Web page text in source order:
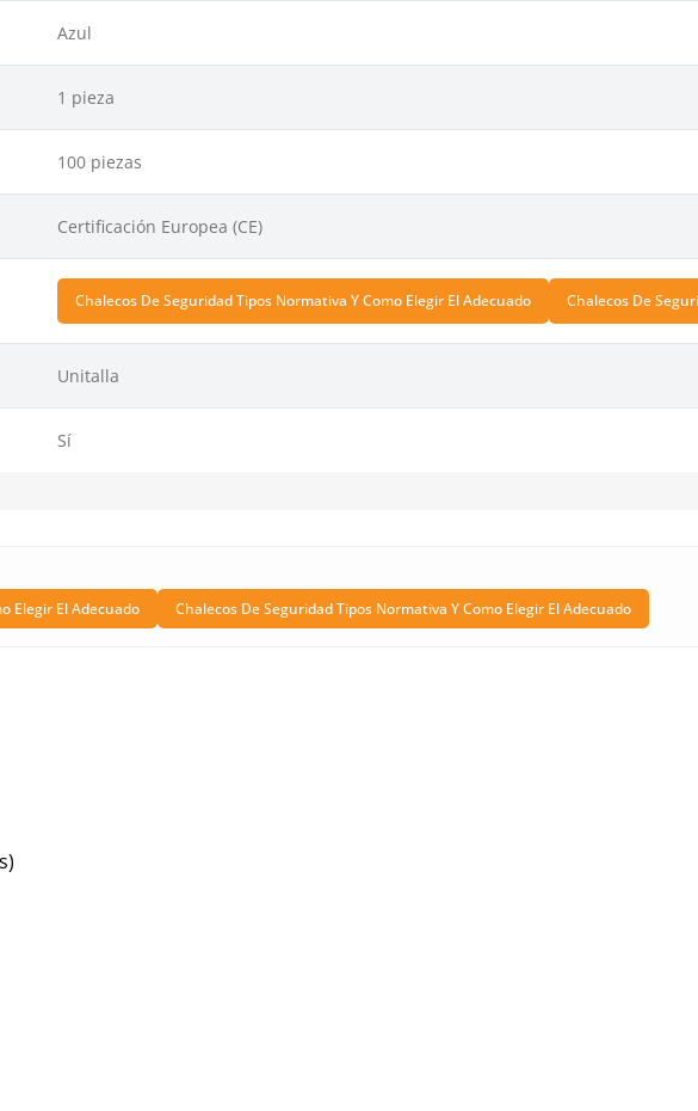
Azul
1 pieza
100 piezas
Certificación Europea (CE)
Chalecos De Seguridad Tipos Normativa Y Como Elegir El Adecuado Chalecos De
Unitalla
Sí
Elegir El Adecuado Chalecos De Seguridad Tipos Normativa Y Como Elegir El Adecuado